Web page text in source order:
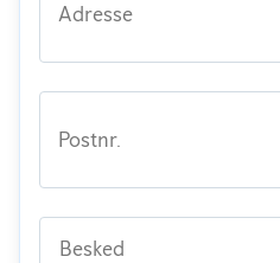
Adresse
Postnr.
Besked